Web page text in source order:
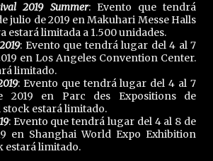
2019 Summer: Evento que tendrá
julio de 2019 en Makuhari Messe Halls
estará limitada a 1.500 unidades.
: Evento que tendrá lugar del 4 al 7
en Los Angeles Convention Center.
limitado.
: Evento que tendrá lugar del 4 al 7
2019 en Parc des Expositions de
stock estará limitado.
: Evento que tendrá lugar del 4 al 8 de
en Shanghai World Expo Exhibition
estará limitado.